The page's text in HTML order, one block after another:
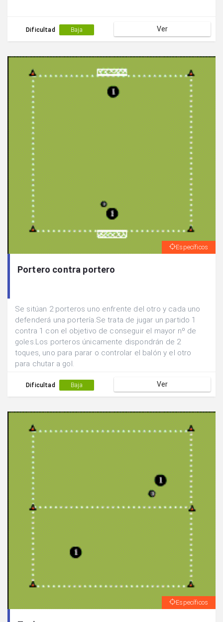
Dificultad Baja Ver
Específicos
Portero contra portero
Se sitúan 2 porteros uno enfrente del otro y cada uno
defenderá una portería.Se trata de jugar un partido 1
contra 1 con el objetivo de conseguir el mayor nº de
goles.Los porteros únicamente dispondrán de 2
toques, uno para parar o controlar el balón y el otro
para chutar a gol.
Dificultad Baja Ver
Específicos